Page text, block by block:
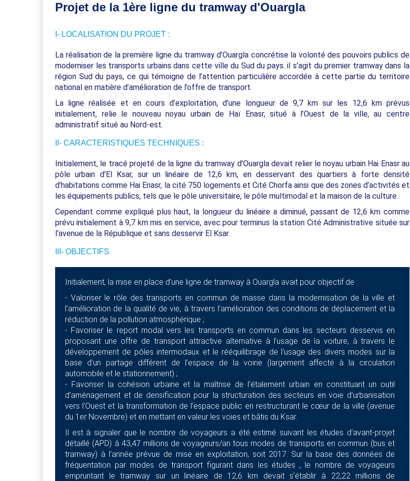
Projet de la 1ère ligne du tramway d'Ouargla
I- LOCALISATION DU PROJET :
La réalisation de la première ligne du tramway d’Ouargla concrétise la volonté des pouvoirs publics de
moderniser les transports urbains dans cette ville du Sud du pays. il s’agit du premier tramway dans la
région Sud du pays, ce qui témoigne de l’attention particulière accordée à cette partie du territoire
national en matière d’amélioration de l’offre de transport.
La ligne réalisée et en cours d’exploitation, d’une longueur de 9,7 km sur les 12,6 km prévus
initialement, relie le nouveau noyau urbain de Haï Enasr, situé à l’Ouest de la ville, au centre
administratif situé au Nord-est.
II- CARACTERISTIQUES TECHNIQUES :
Initialement, le tracé projeté de la ligne du tramway d’Ouargla devait relier le noyau urbain Hai Enasr au
pôle urbain d’El Ksar, sur un linéaire de 12,6 km, en desservant des quartiers à forte densité
d’habitations comme Hai Enasr, la cité 750 logements et Cité Chorfa ainsi que des zones d’activités et
les équipements publics, tels que le pôle universitaire, le pôle multimodal et la maison de la culture.
Cependant comme expliqué plus haut, la longueur du linéaire a diminué, passant de 12,6 km comme
prévu initialement à 9,7 km mis en service, avec pour terminus la station Cité Administrative située sur
l’avenue de la République et sans desservir El Ksar.
III- OBJECTIFS
Initialement, la mise en place d’une ligne de tramway à Ouargla avait pour objectif de :
- Valoriser le rôle des transports en commun de masse dans la modernisation de la ville et
l’amélioration de la qualité de vie, à travers l’amélioration des conditions de déplacement et la
réduction de la pollution atmosphérique ;
- Favoriser le report modal vers les transports en commun dans les secteurs desservis en
proposant une offre de transport attractive alternative à l’usage de la voiture, à travers le
développement de pôles intermodaux et le rééquilibrage de l’usage des divers modes sur la
base d’un partage différent de l’espace de la voirie (largement affecté à la circulation
automobile et le stationnement) ;
- Favoriser la cohésion urbaine et la maîtrise de l’étalement urbain en constituant un outil
d’aménagement et de densification pour la structuration des secteurs en voie d’urbanisation
vers l’Ouest et la transformation de l’espace public en restructurant le cœur de la ville (avenue
du 1er Novembre) et en mettant en valeur les voies et bâtis du Ksar.
Il est à signaler que le nombre de voyageurs a été estimé suivant les études d’avant-projet
détaillé (APD) à 43,47 millions de voyageurs/an tous modes de transports en commun (bus et
tramway) à l’année prévue de mise en exploitation, soit 2017. Sur la base des données de
fréquentation par modes de transport figurant dans les études , le nombre de voyageurs
empruntant le tramway sur un linéaire de 12,6 km devait s’établir à 22,22 millions de